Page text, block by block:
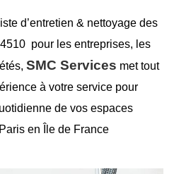
d’entretien & nettoyage des
pour les entreprises, les
SMC Services met tout
à votre service pour
de vos espaces
en Île de France